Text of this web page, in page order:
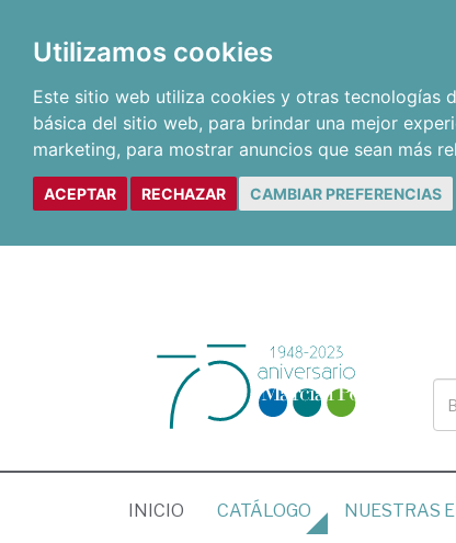
Utilizamos cookies
Este sitio web utiliza cookies y otras tecnologías
básica del sitio web, para brindar una mejor
marketing, para mostrar anuncios que sean más
ACEPTAR RECHAZAR CAMBIAR PREFERENCIAS
INICIO (CURRENT)
CATÁLOGO NUESTRAS